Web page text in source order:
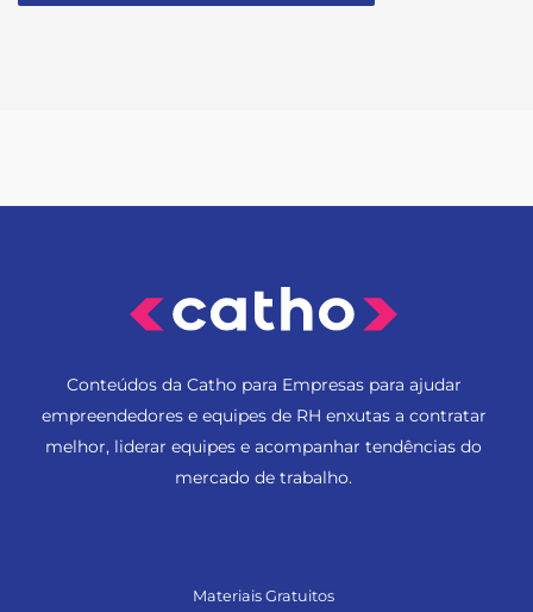
Conteúdos da Catho para Empresas para ajudar
empreendedores e equipes de RH enxutas a contratar
melhor, liderar equipes e acompanhar tendências do
mercado de trabalho.
Materiais Gratuitos